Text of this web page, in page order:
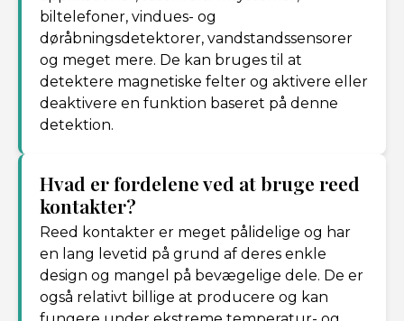
biltelefoner, vindues- og
døråbningsdetektorer, vandstandssensorer
og meget mere. De kan bruges til at
detektere magnetiske felter og aktivere eller
deaktivere en funktion baseret på denne
detektion.
Hvad er fordelene ved at bruge reed
kontakter?
Reed kontakter er meget pålidelige og har
en lang levetid på grund af deres enkle
design og mangel på bevægelige dele. De er
også relativt billige at producere og kan